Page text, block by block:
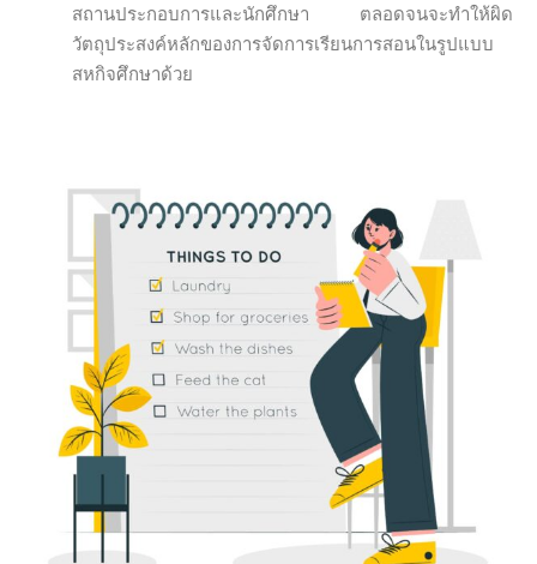
สถานประกอบการและนักศึกษา ตลอดจนจะทำให้ผิด
วัตถุประสงค์หลักของการจัดการเรียนการสอนในรูปแบบ
สหกิจศึกษาด้วย